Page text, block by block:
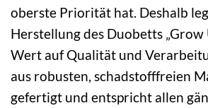
oberste Priorität hat. Deshalb
Herstellung des Duobetts „Grow
Wert auf Qualität und
aus robusten, schadstofffreien
gefertigt und entspricht allen